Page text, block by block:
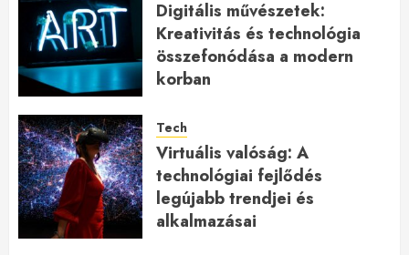
Digitális művészetek:
Kreativitás és technológia
összefonódása a modern
korban
Tech
Virtuális valóság: A
technológiai fejlődés
legújabb trendjei és
alkalmazásai